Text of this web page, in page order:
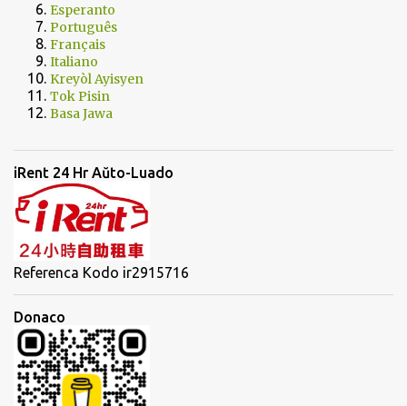
Esperanto
Português
Français
Italiano
Kreyòl Ayisyen
Tok Pisin
Basa Jawa
iRent 24 Hr Aŭto-Luado
Referenca Kodo ir2915716
Donaco